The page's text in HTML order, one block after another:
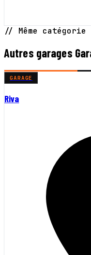
// Même catégorie
Autres garages
GARAGE
Riva